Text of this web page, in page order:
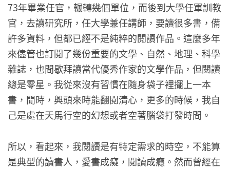
73年畢業任官，輾轉幾個單位，而後到大學任軍訓教
官，去讀研究所，任大學兼任講師，要讀很多書，備
許多資料，但都已經不是純粹的閱讀作品。這麼多年
來儘管也訂閱了幾份重要的文學、自然、地理、科學
雜誌，也間歇拜讀當代優秀作家的文學作品，但閱讀
總是零星。我從來沒有習慣在隨身袋子裡擺上一本
書，閒時，興頭來時能翻閱清心，更多的時候，我自
己是處在天馬行空的幻想或者空著腦袋打發時間。
所以，看起來，我閱讀是有特定需求的時空，不能算
是典型的讀書人，愛書成癡，閱讀成癮。然而曾經在